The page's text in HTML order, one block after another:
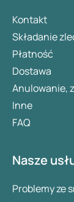
Kontakt
Składanie
Płatność
Dostawa
Anulowanie,
Inne
FAQ
Nasze
Problemy ze